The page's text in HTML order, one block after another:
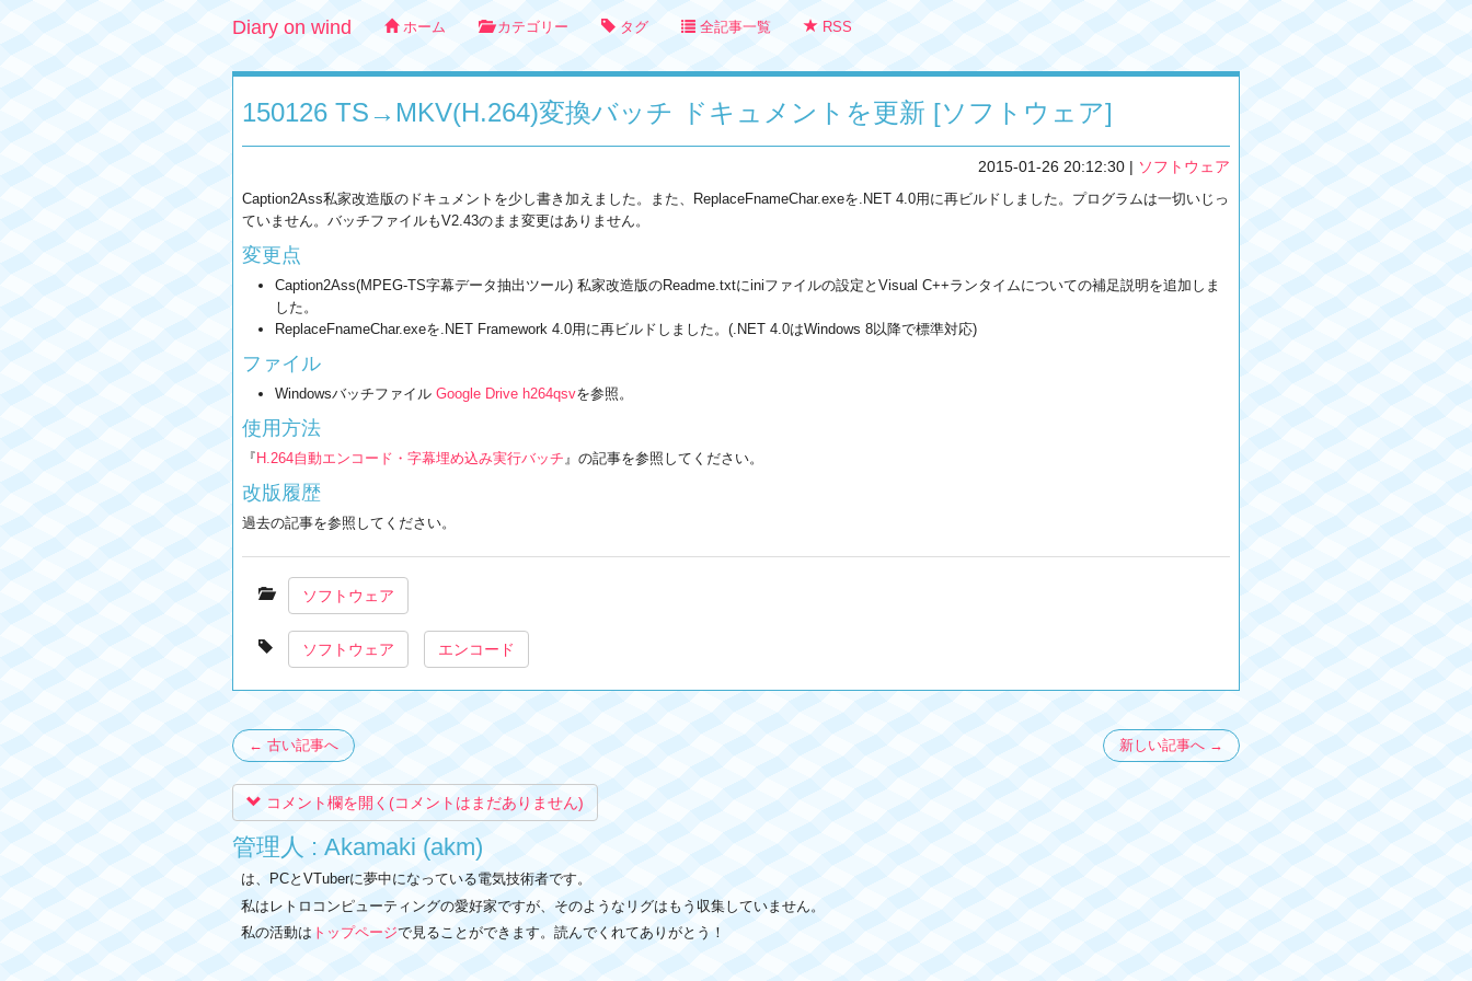
Diary on wind ホーム カテゴリー タグ 全記事一覧 RSS
150126 TS→MKV(H.264)変換バッチ ドキュメントを更新 [ソフトウェア]
2015-01-26 20:12:30 | ソフトウェア
Caption2Ass私家改造版のドキュメントを少し書き加えました。また、ReplaceFnameChar.exeを.NET 4.0用に再ビルドしました。プログラムは一切いじっ
ていません。バッチファイルもV2.43のまま変更はありません。
変更点
Caption2Ass(MPEG-TS字幕データ抽出ツール) 私家改造版のReadme.txtにiniファイルの設定とVisual C++ランタイムについての補足説明を追加しま
した。
ReplaceFnameChar.exeを.NET Framework 4.0用に再ビルドしました。(.NET 4.0はWindows 8以降で標準対応)
ファイル
Windowsバッチファイル Google Drive h264qsvを参照。
使用方法
『 H.264自動エンコード・字幕埋め込み実行バッチ』の記事を参照してください。
改版履歴
過去の記事を参照してください。
ソフトウェア
ソフトウェア エンコード
← 古い記事へ 新しい記事へ →
コメント欄を開く(コメントはまだありません)
管理人 : Akamaki (akm)
は、PCとVTuberに夢中になっている電気技術者です。
私はレトロコンピューティングの愛好家ですが、そのようなリグはもう収集していません。
私の活動はトップページで見ることができます。読んでくれてありがとう！